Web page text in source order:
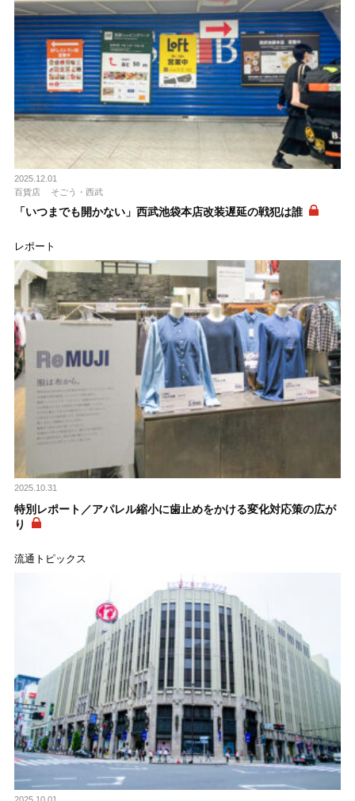
2025.12.01
百貨店
そごう・西武
「いつまでも開かない」西武池袋本店改装遅延の戦犯は誰
レポート
2025.10.31
特別レポート／アパレル縮小に歯止めをかける変化対応策の広が
り
流通トピックス